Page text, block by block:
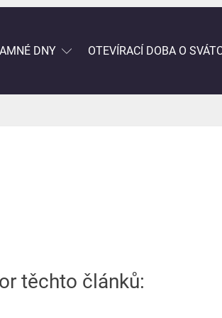
DNY OTEVÍRACÍ DOBA O
těchto článků: